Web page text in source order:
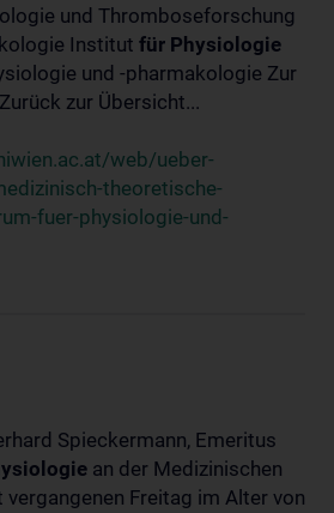
und Thromboseforschung
Institut für Physiologie
und -pharmakologie Zur
zur Übersicht...
web/ueber-
theoretische-
fuer-physiologie-und-
Spieckermann, Emeritus
an der Medizinischen
vergangenen Freitag im Alter von